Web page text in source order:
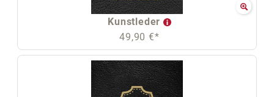
Kunstleder
49,90 €*